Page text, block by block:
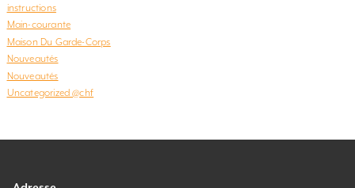
instructions
Main-courante
Maison Du Garde-Corps
Nouveautés
Nouveautés
Uncategorized @chf